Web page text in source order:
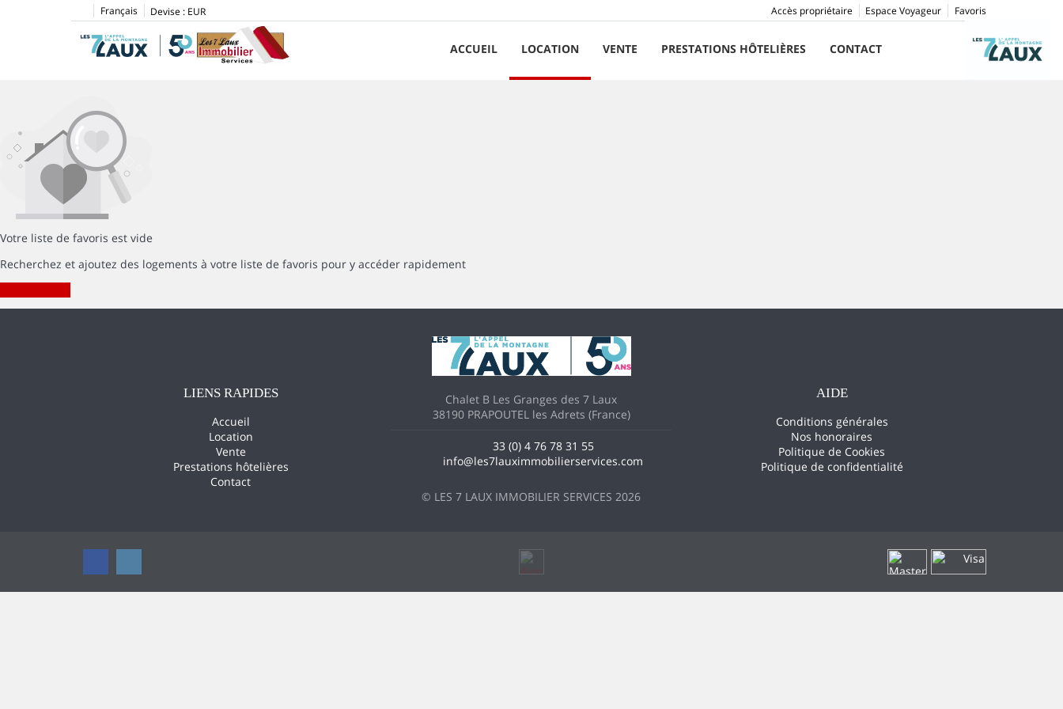
Français Devise : EUR Favoris
Espace Voyageur
Accès propriétaire
ACCUEIL LOCATION VENTE PRESTATIONS HÔTELIÈRES CONTACT
Votre liste de favoris est vide
Recherchez et ajoutez des logements à votre liste de favoris pour y accéder rapidement
LIENS RAPIDES
Accueil
Location
Vente
Prestations hôtelières
Contact
Chalet B Les Granges des 7 Laux
38190 PRAPOUTEL les Adrets (France)
33 (0) 4 76 78 31 55
info@les7lauximmobilierservices.com
© LES 7 LAUX IMMOBILIER SERVICES 2026
AIDE
Conditions générales
Nos honoraires
Politique de Cookies
Politique de confidentialité